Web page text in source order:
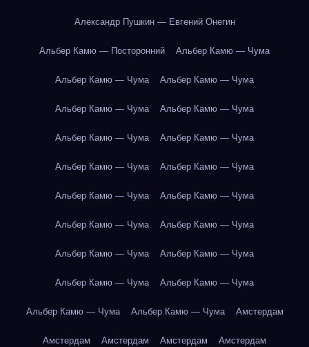
Александр Пушкин — Евгений Онегин
Альбер Камю — Посторонний Альбер Камю — Чума
Альбер Камю — Чума Альбер Камю — Чума
Альбер Камю — Чума Альбер Камю — Чума
Альбер Камю — Чума Альбер Камю — Чума
Альбер Камю — Чума Альбер Камю — Чума
Альбер Камю — Чума Альбер Камю — Чума
Альбер Камю — Чума Альбер Камю — Чума
Альбер Камю — Чума Альбер Камю — Чума
Альбер Камю — Чума Альбер Камю — Чума
Альбер Камю — Чума Альбер Камю — Чума Амстердам
Амстердам Амстердам Амстердам Амстердам